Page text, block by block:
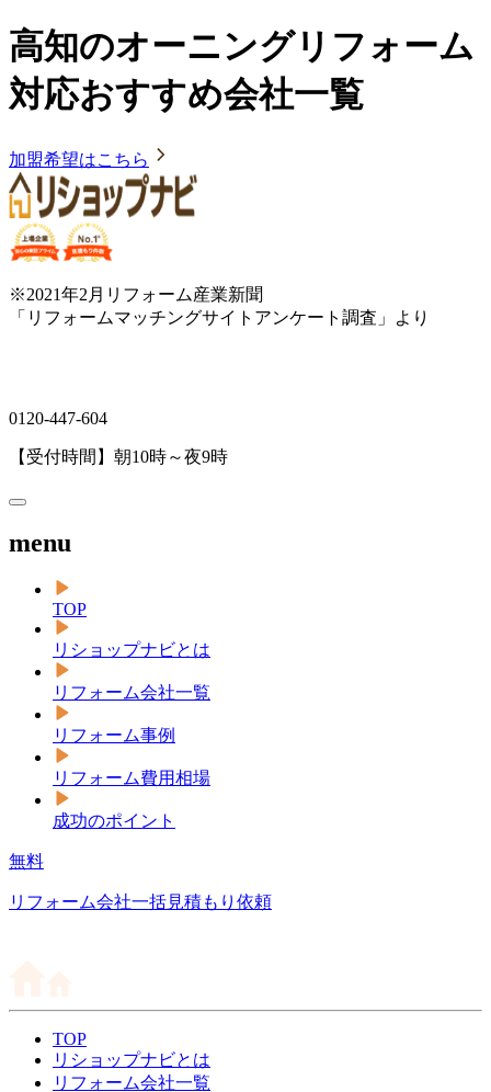
高知のオーニングリフォーム
対応おすすめ会社一覧
加盟希望はこちら
※2021年2月リフォーム産業新聞
「リフォームマッチングサイトアンケート調査」より
0120-447-604
【受付時間】朝10時～夜9時
menu
TOP
リショップナビとは
リフォーム会社一覧
リフォーム事例
リフォーム費用相場
成功のポイント
無料
リフォーム会社一括見積もり依頼
TOP
リショップナビとは
リフォーム会社一覧